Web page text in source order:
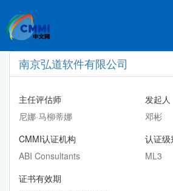
南京弘道软件有限公司
主任评估师
尼娜·马柳蒂娜
发起人
邓彬
CMMI认证机构
ABI Consultants
认证级
ML3
证书有效期